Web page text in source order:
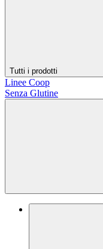
Tutti i prodotti
Linee Coop
Senza Glutine